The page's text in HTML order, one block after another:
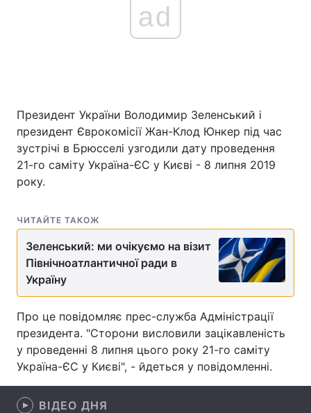
Головна Війна
Україна Політика
Економіка
Техно і зв'язок Лайт
Зброя
Цікавинки Погода
Екологія Регіони
Лонгріди
ad
Президент України Володимир Зеленський і
президент Єврокомісії Жан-Клод Юнкер під час
зустрічі в Брюсселі узгодили дату проведення
21-го саміту Україна-ЄС у Києві - 8 липня 2019
року.
ЧИТАЙТЕ ТАКОЖ
Зеленський: ми очікуємо на візит
Північноатлантичної ради в
Україну
Про це повідомляє прес-служба Адміністрації
президента. "Сторони висловили зацікавленість
у проведенні 8 липня цього року 21-го саміту
Україна-ЄС у Києві", - йдеться у повідомленні.
ВІДЕО ДНЯ